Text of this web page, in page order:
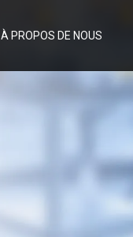
À PROPOS DE NOUS